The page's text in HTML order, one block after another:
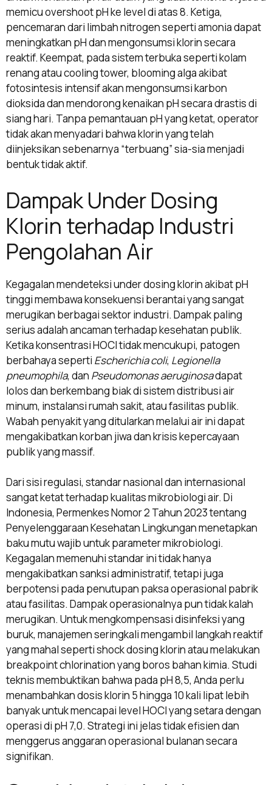
memicu overshoot pH ke level di atas 8. Ketiga,
pencemaran dari limbah nitrogen seperti amonia dapat
meningkatkan pH dan mengonsumsi klorin secara
reaktif. Keempat, pada sistem terbuka seperti kolam
renang atau cooling tower, blooming alga akibat
fotosintesis intensif akan mengonsumsi karbon
dioksida dan mendorong kenaikan pH secara drastis di
siang hari. Tanpa pemantauan pH yang ketat, operator
tidak akan menyadari bahwa klorin yang telah
diinjeksikan sebenarnya “terbuang” sia-sia menjadi
bentuk tidak aktif.
Dampak Under Dosing
Klorin terhadap Industri
Pengolahan Air
Kegagalan mendeteksi under dosing klorin akibat pH
tinggi membawa konsekuensi berantai yang sangat
merugikan berbagai sektor industri. Dampak paling
serius adalah ancaman terhadap kesehatan publik.
Ketika konsentrasi HOCl tidak mencukupi, patogen
berbahaya seperti Escherichia coli, Legionella
pneumophila, dan Pseudomonas aeruginosadapat
lolos dan berkembang biak di sistem distribusi air
minum, instalansi rumah sakit, atau fasilitas publik.
Wabah penyakit yang ditularkan melalui air ini dapat
mengakibatkan korban jiwa dan krisis kepercayaan
publik yang massif.
Dari sisi regulasi, standar nasional dan internasional
sangat ketat terhadap kualitas mikrobiologi air. Di
Indonesia, Permenkes Nomor 2 Tahun 2023 tentang
Penyelenggaraan Kesehatan Lingkungan menetapkan
baku mutu wajib untuk parameter mikrobiologi.
Kegagalan memenuhi standar ini tidak hanya
mengakibatkan sanksi administratif, tetapi juga
berpotensi pada penutupan paksa operasional pabrik
atau fasilitas. Dampak operasionalnya pun tidak kalah
merugikan. Untuk mengkompensasi disinfeksi yang
buruk, manajemen seringkali mengambil langkah reaktif
yang mahal seperti shock dosing klorin atau melakukan
breakpoint chlorination yang boros bahan kimia. Studi
teknis membuktikan bahwa pada pH 8,5, Anda perlu
menambahkan dosis klorin 5 hingga 10 kali lipat lebih
banyak untuk mencapai level HOCl yang setara dengan
operasi di pH 7,0. Strategi ini jelas tidak efisien dan
menggerus anggaran operasional bulanan secara
signifikan.